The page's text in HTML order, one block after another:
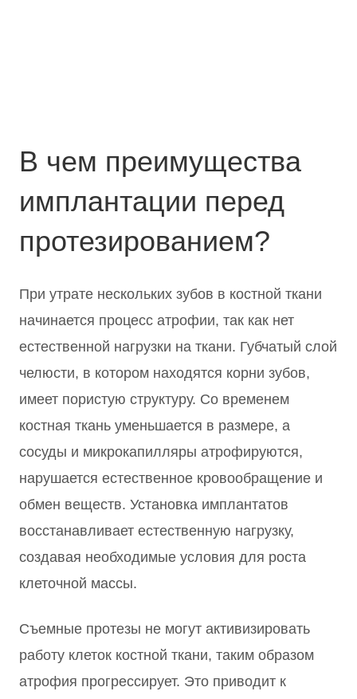
В чем преимущества
имплантации перед
протезированием?
При утрате нескольких зубов в костной ткани
начинается процесс атрофии, так как нет
естественной нагрузки на ткани. Губчатый слой
челюсти, в котором находятся корни зубов,
имеет пористую структуру. Со временем
костная ткань уменьшается в размере, а
сосуды и микрокапилляры атрофируются,
нарушается естественное кровообращение и
обмен веществ. Установка имплантатов
восстанавливает естественную нагрузку,
создавая необходимые условия для роста
клеточной массы.
Съемные протезы не могут активизировать
работу клеток костной ткани, таким образом
атрофия прогрессирует. Это приводит к